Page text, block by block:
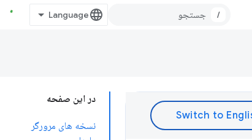
/
در این صفحه
نسخه های مرورگر